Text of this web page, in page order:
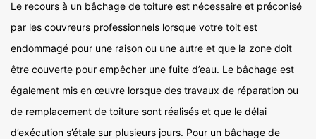
Le recours à un bâchage de toiture est nécessaire et préconisé
par les couvreurs professionnels lorsque votre toit est
endommagé pour une raison ou une autre et que la zone doit
être couverte pour empêcher une fuite d’eau. Le bâchage est
également mis en œuvre lorsque des travaux de réparation ou
de remplacement de toiture sont réalisés et que le délai
d’exécution s’étale sur plusieurs jours. Pour un bâchage de